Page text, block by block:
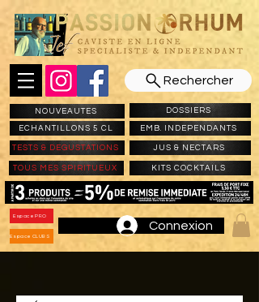
Rechercher
NOUVEAUTES
ECHANTILLONS 5 CL
DOSSIERS
EMB. INDEPENDANTS
TESTS & DEGUSTATIONS JUS & NECTARS
TOUS MES SPIRITUEUX KITS COCKTAILS
Espace PRO
Espace CLUBS
Connexion